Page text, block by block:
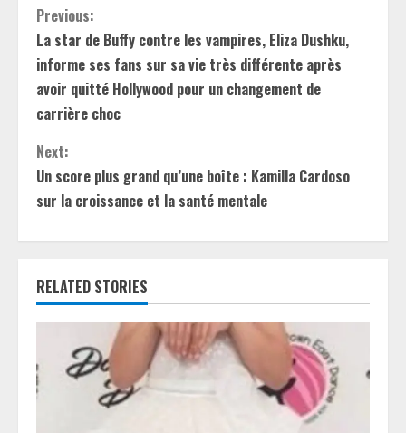
C
o
n
t
i
n
u
e
R
e
a
Previous:
La star de Buffy contre les vampires, Eliza Dushku,
informe ses fans sur sa vie très différente après
avoir quitté Hollywood pour un changement de
carrière choc
Next:
Un score plus grand qu’une boîte : Kamilla Cardoso
sur la croissance et la santé mentale
RELATED STORIES